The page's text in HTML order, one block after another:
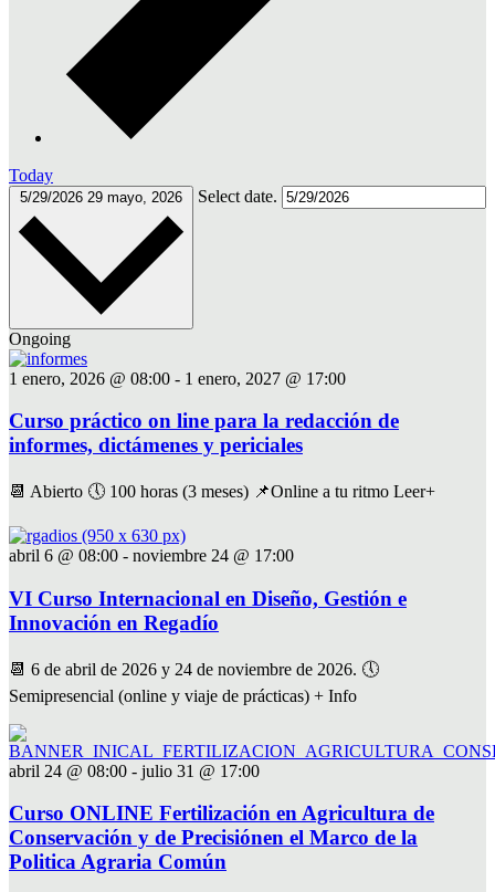
Today
5/29/2026 29 mayo, 2026 Select date.
Ongoing
1 enero, 2026 @ 08:00 - 1 enero, 2027 @ 17:00
Curso práctico on line para la redacción de
informes, dictámenes y periciales
📆 Abierto 🕔 100 horas (3 meses) 📌Online a tu ritmo Leer+
abril 6 @ 08:00 - noviembre 24 @ 17:00
VI Curso Internacional en Diseño, Gestión e
Innovación en Regadío
📆 6 de abril de 2026 y 24 de noviembre de 2026. 🕔
Semipresencial (online y viaje de prácticas) + Info
abril 24 @ 08:00 - julio 31 @ 17:00
Curso ONLINE Fertilización en Agricultura de
Conservación y de Precisiónen el Marco de la
Politica Agraria Común